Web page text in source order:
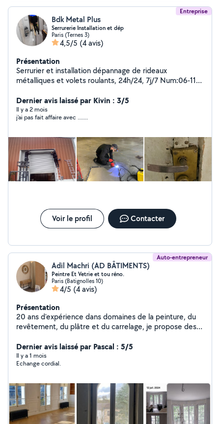
Entreprise
Bdk Metal Plus
Serrurerie Installation et dép
Paris (Ternes 3)
4,5/5 (4 avis)
Présentation
Serrurier et installation dépannage de rideaux
métalliques et volets roulants, 24h/24, 7j/7 Num:06-11-
Dernier avis laissé par Kivin : 3/5
Il y a 2 mois
j'ai pas fait affaire avec .......
Voir le profil Contacter
Auto-entrepreneur
Adil Machri (AD BÂTIMENTS)
Peintre Et Vetrie et tou réno.
Paris (Batignolles 10)
4/5 (4 avis)
Présentation
20 ans d'expérience dans domaines de la peinture, du
revêtement, du plâtre et du carrelage, je propose des
bien aux particuliers qu'aux entreprises. Mon expertise
me permet de réaliser des travaux de rénovation, de
décoration intérieure et extérieure, tout en garantissant
couvre une large gamme de prestations, notamment:
Peinture intérieure: application de peinture sur murs,
plafonds, avec un souci constant du détail et des
finitions lisses. Revêtement mural et sol: pose de
Dernier avis laissé par Pascal : 5/5
Il y a 1 mois
Echange cordial.